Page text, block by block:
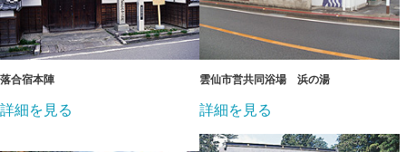
落合宿本陣
詳細を見る
雲仙市営共同浴場 浜の湯
詳細を見る